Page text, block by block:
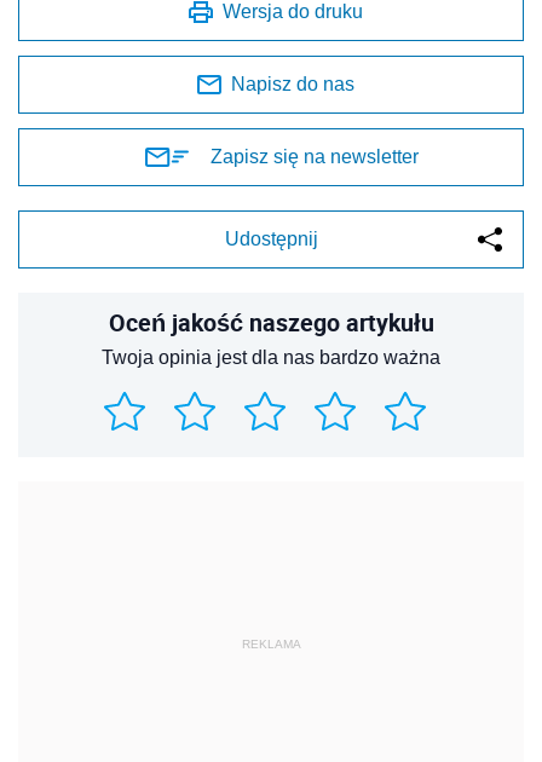
Wersja do druku
Napisz do nas
Zapisz się na newsletter
Udostępnij
Oceń jakość naszego artykułu
Twoja opinia jest dla nas bardzo ważna
REKLAMA